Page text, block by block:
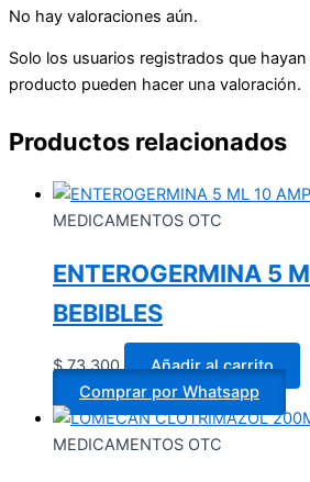
No hay valoraciones aún.
Solo los usuarios registrados que
producto pueden hacer una valoración.
Productos relacionados
MEDICAMENTOS OTC
ENTEROGERMINA 5
BEBIBLES
$73.300
Añadir al carrito
Comprar por Whatsapp
MEDICAMENTOS OTC